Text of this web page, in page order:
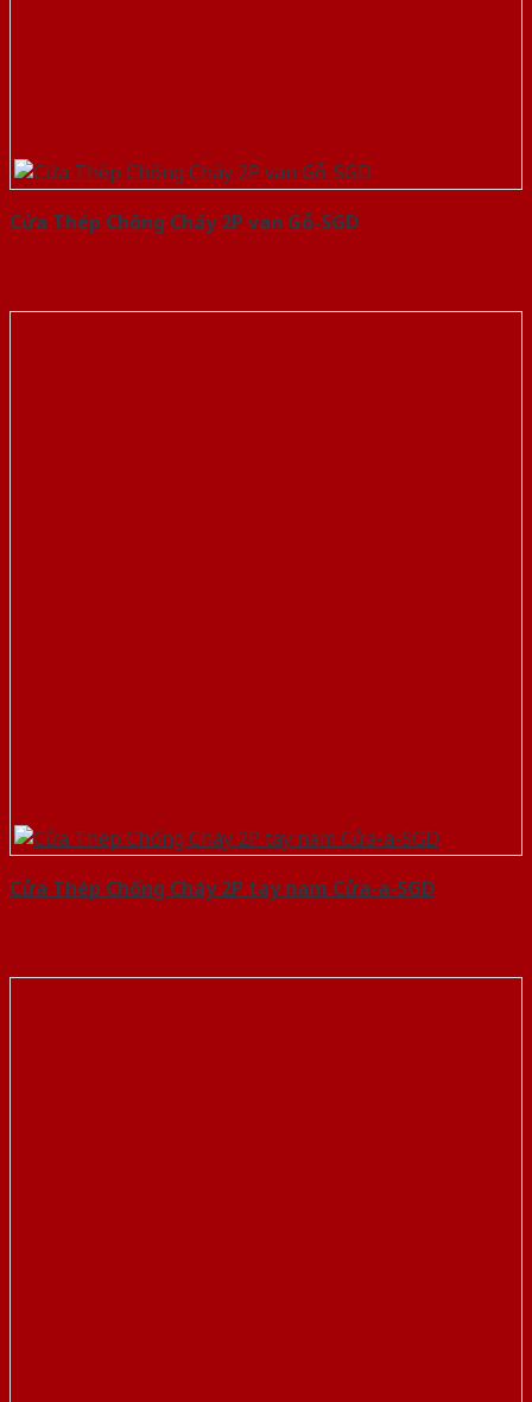
Cửa Thép Chống Cháy 2P van Gỗ-SGD
Cửa Thép Chống Cháy 2P tay nam Cửa-a-SGD